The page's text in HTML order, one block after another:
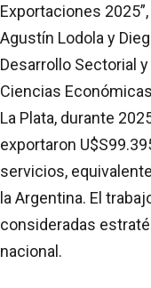
Exportaciones
Agustín Lodola y
Desarrollo Sectorial
Ciencias
La Plata, durante
exportaron
servicios,
la Argentina. El
consideradas
nacional.